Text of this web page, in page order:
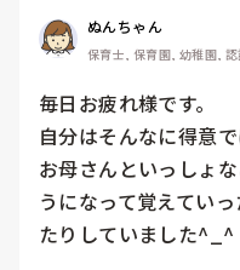
ぬんちゃん
保育士, 保育園, 幼稚園,
毎日お疲れ様です。
自分はそんなに得意
お母さんといっしょ
うになって覚えてい
たりしていました^_^